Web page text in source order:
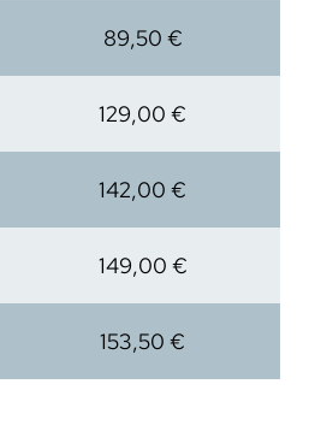
89,50 €
129,00 €
142,00 €
149,00 €
153,50 €